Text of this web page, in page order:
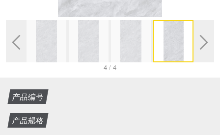
 
4 / 4
产品编号
产品规格